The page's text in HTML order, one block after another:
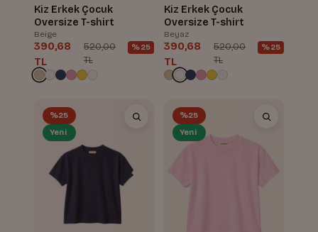
Kiz Erkek Çocuk
Oversize T-shirt
Beige
390,68
TL
520,00
TL
%25
Kiz Erkek Çocuk
Oversize T-shirt
Beyaz
390,68
TL
520,00
TL
%25
%25
Yeni
%25
Yeni